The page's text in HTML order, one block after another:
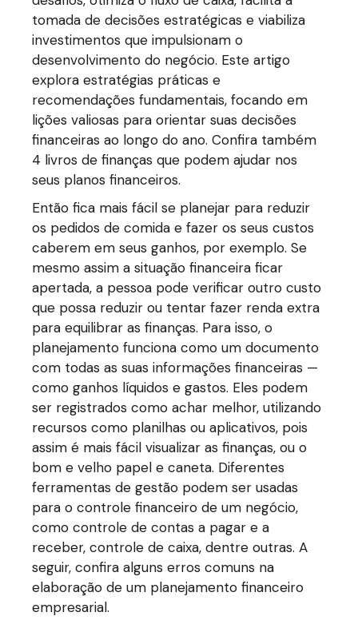
tomada de decisões estratégicas e viabiliza
investimentos que impulsionam o
desenvolvimento do negócio. Este artigo
explora estratégias práticas e
recomendações fundamentais, focando em
lições valiosas para orientar suas decisões
financeiras ao longo do ano. Confira também
4 livros de finanças que podem ajudar nos
seus planos financeiros.
Então fica mais fácil se planejar para reduzir
os pedidos de comida e fazer os seus custos
caberem em seus ganhos, por exemplo. Se
mesmo assim a situação financeira ficar
apertada, a pessoa pode verificar outro custo
que possa reduzir ou tentar fazer renda extra
para equilibrar as finanças. Para isso, o
planejamento funciona como um documento
com todas as suas informações financeiras —
como ganhos líquidos e gastos. Eles podem
ser registrados como achar melhor, utilizando
recursos como planilhas ou aplicativos, pois
assim é mais fácil visualizar as finanças, ou o
bom e velho papel e caneta. Diferentes
ferramentas de gestão podem ser usadas
para o controle financeiro de um negócio,
como controle de contas a pagar e a
receber, controle de caixa, dentre outras. A
seguir, confira alguns erros comuns na
elaboração de um planejamento financeiro
empresarial.